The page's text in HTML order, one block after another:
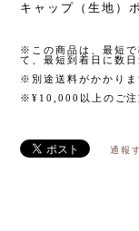
キャップ（生地）
※この商品は、最短
て、最短到着日に数
※別途送料がかかりま
※¥10,000以上のご注
通報